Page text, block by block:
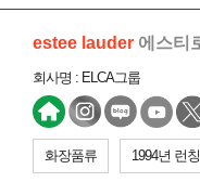
estee lauder 에스티
회사명 : ELCA그룹
화장품류 1994년 런칭